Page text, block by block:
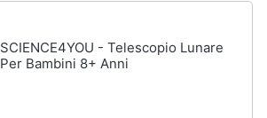
SCIENCE4YOU - Telescopio Lunare
Per Bambini 8+ Anni